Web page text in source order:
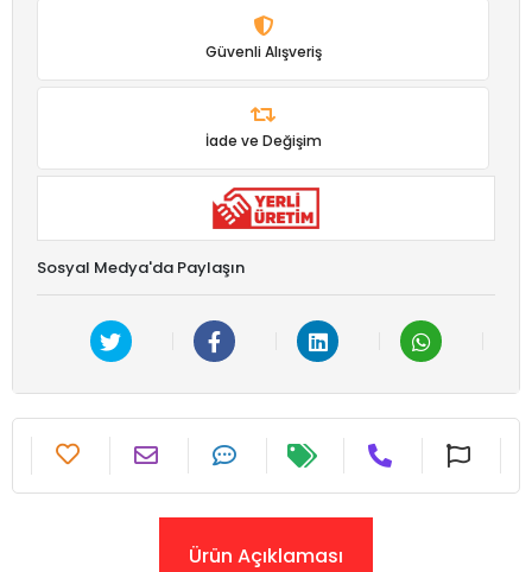
Güvenli Alışveriş
İade ve Değişim
Sosyal Medya'da Paylaşın
Ürün Açıklaması